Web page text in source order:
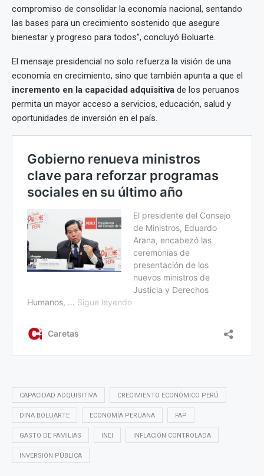
compromiso de consolidar la economía nacional, sentando
las bases para un crecimiento sostenido que asegure
bienestar y progreso para todos”, concluyó Boluarte.
El mensaje presidencial no solo refuerza la visión de una
economía en crecimiento, sino que también apunta a que el
incremento en la capacidad adquisitiva de los peruanos
permita un mayor acceso a servicios, educación, salud y
oportunidades de inversión en el país.
CAPACIDAD ADQUISITIVA CRECIMIENTO ECONÓMICO PERÚ
DINA BOLUARTE ECONOMÍA PERUANA FAP
GASTO DE FAMILIAS INEI INFLACIÓN CONTROLADA
INVERSIÓN PÚBLICA